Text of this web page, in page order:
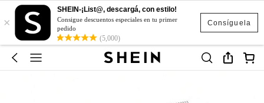
Consíguela
×
SHEIN-¡List@, descargá, con estilo!
Consigue descuentos especiales en tu primer
pedido
(5,000)